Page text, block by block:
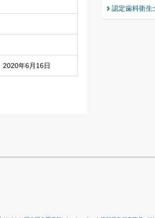
2020年6月16日
認定歯科衛生